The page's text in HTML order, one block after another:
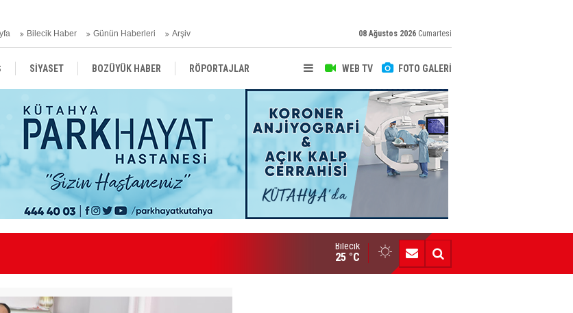
Bilecik Haber Günün Haberleri Arşiv 08 Ağustos 2026 Cumartesi
WEB TV FOTO GALERİ
SİYASET BOZÜYÜK HABER RÖPORTAJLAR
İLANLAR
Yeni Yazarımız İbrahim Kılınç Gazetemizde
Bilecik
25 °C